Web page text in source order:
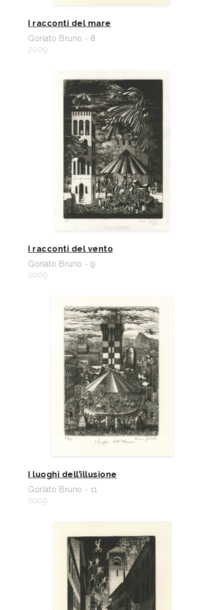
I racconti del mare
Gorlato Bruno - 8
2009
I racconti del vento
Gorlato Bruno - 9
2009
I luoghi dell’illusione
Gorlato Bruno - 11
2009